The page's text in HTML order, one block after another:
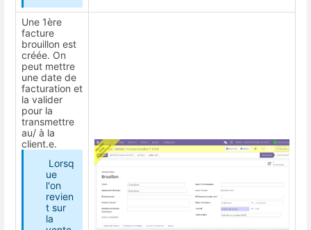
Une 1ère
facture
brouillon est
créée. On
peut mettre
une date de
facturation et
la valider
pour la
transmettre
au/ à la
client.e.
Lorsq
ue
l'on
revien
t sur
la